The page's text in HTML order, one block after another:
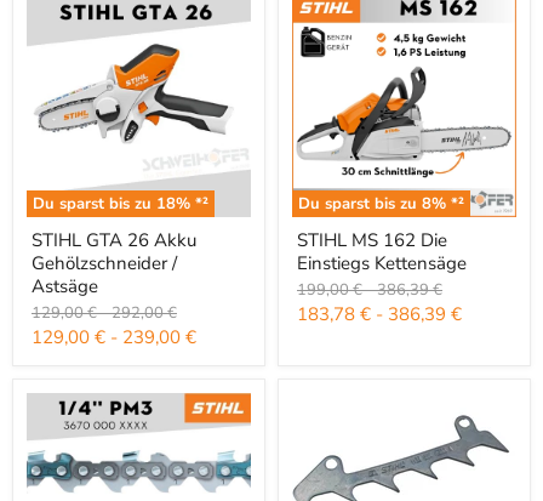
Du sparst bis zu 18% *²
STIHL GTA 26 Akku Gehölzschneider / Astsäge
STIHL GTA 26 Akku
Gehölzschneider /
Astsäge
Ursprünglicher Preis
129,00 €-Ursprünglicher Preis
292,00 €
129,00 € - 239,00 €
Du sparst bis zu 8% *²
STIHL MS 162 Die Einstiegs
STIHL MS 162 Die
Einstiegs Kettensäge
Ursprünglicher Preis
199,00 €-Ursprünglicher Preis
386,39 €
183,78 € - 386,39 €